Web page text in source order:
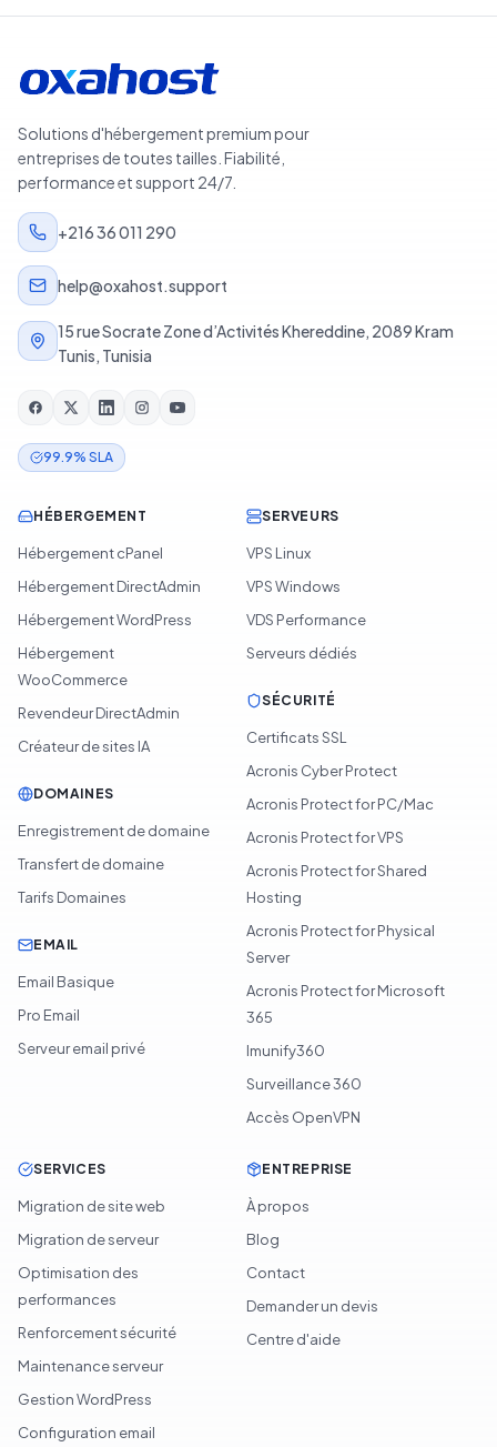
Solutions d'hébergement premium pour
entreprises de toutes tailles. Fiabilité,
performance et support 24/7.
+216 36 011 290
help@oxahost.support
15 rue Socrate Zone d’Activités Khereddine, 2089 Kram
Tunis, Tunisia
99.9% SLA
HÉBERGEMENT
Hébergement cPanel
Hébergement DirectAdmin
Hébergement WordPress
Hébergement
WooCommerce
Revendeur DirectAdmin
Créateur de sites IA
DOMAINES
Enregistrement de domaine
Transfert de domaine
Tarifs Domaines
EMAIL
Email Basique
Pro Email
Serveur email privé
SERVEURS
VPS Linux
VPS Windows
VDS Performance
Serveurs dédiés
SÉCURITÉ
Certificats SSL
Acronis Cyber Protect
Acronis Protect for PC/Mac
Acronis Protect for VPS
Acronis Protect for Shared
Hosting
Acronis Protect for Physical
Server
Acronis Protect for Microsoft
365
Imunify360
Surveillance 360
Accès OpenVPN
SERVICES
Migration de site web
Migration de serveur
Optimisation des
performances
Renforcement sécurité
Maintenance serveur
Gestion WordPress
Configuration email
ENTREPRISE
À propos
Blog
Contact
Demander un devis
Centre d'aide